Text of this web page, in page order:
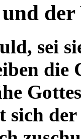
sei
die
sich